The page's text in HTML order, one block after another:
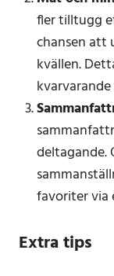
fler tilltugg
chansen att
kvällen.
deltagande.
favoriter via
Extra tips